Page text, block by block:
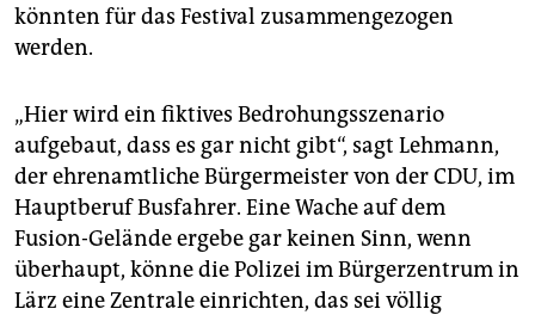
könnten für das Festival zusammengezogen
werden.
„Hier wird ein fiktives Bedrohungsszenario
aufgebaut, dass es gar nicht gibt“, sagt Lehmann,
der ehrenamtliche Bürgermeister von der CDU, im
Hauptberuf Busfahrer. Eine Wache auf dem
Fusion-Gelände ergebe gar keinen Sinn, wenn
überhaupt, könne die Polizei im Bürgerzentrum in
Lärz eine Zentrale einrichten, das sei völlig